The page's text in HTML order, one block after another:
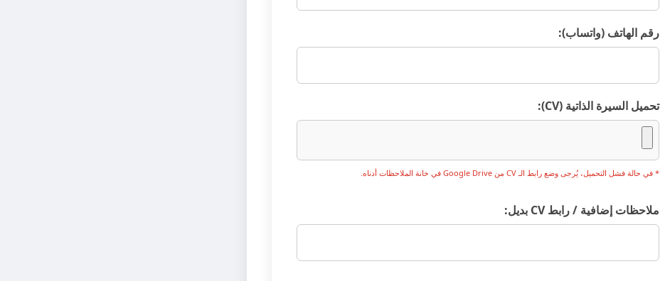
رقم الهاتف (واتساب):
تحميل السيرة الذاتية (CV):
* في حالة فشل التحميل، يُرجى وضع رابط الـ CV من Google Drive في خانة الملاحظات أدناه.
ملاحظات إضافية / رابط CV بديل: